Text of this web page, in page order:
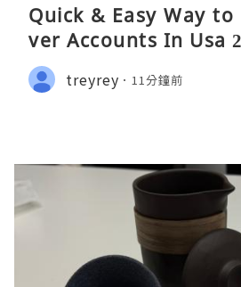
Quick & Easy Way
ver Accounts In Usa
treyrey 11分鐘前